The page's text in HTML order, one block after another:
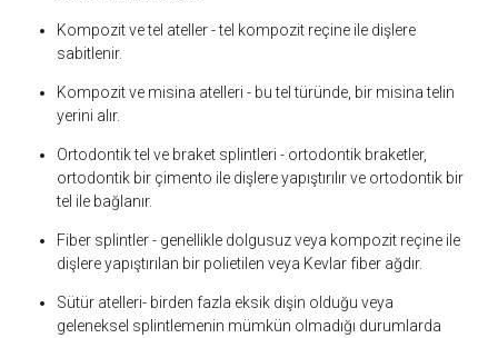
Kompozit ve tel ateller -tel kompozit reçine ile dişlere
sabitlenir.
Kompozit ve misina atelleri - bu tel türünde, bir misina telin
yerini alır.
Ortodontik tel ve braket splintleri - ortodontik braketler,
ortodontik bir çimento ile dişlere yapıştırılır ve ortodontik bir
tel ile bağlanır.
Fiber splintler - genellikle dolgusuz veya kompozit reçine ile
dişlere yapıştırılan bir polietilen veya Kevlar fiber ağdır.
Sütür atelleri- birden fazla eksik dişin olduğu veya
geleneksel splintlemenin mümkün olmadığı durumlarda